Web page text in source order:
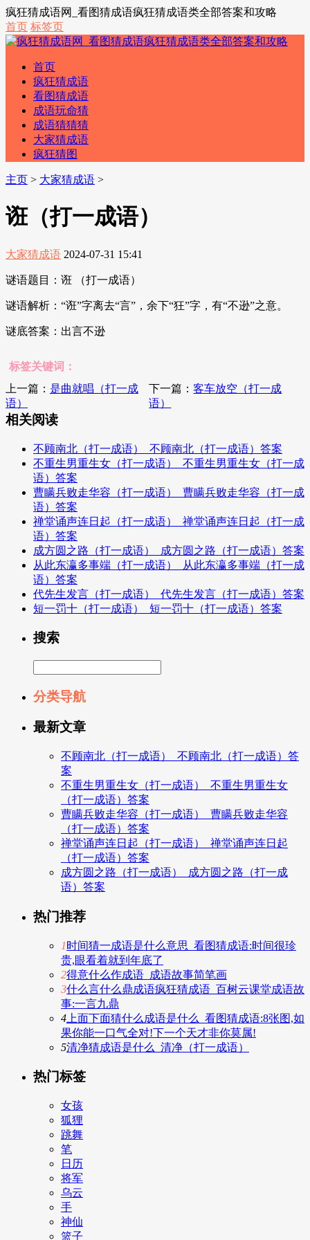
疯狂猜成语网_看图猜成语疯狂猜成语类全部答案和攻略
首页 标签页
首页
疯狂猜成语
看图猜成语
成语玩命猜
成语猜猜猜
大家猜成语
疯狂猜图
主页 > 大家猜成语 >
诳（打一成语）
大家猜成语 2024-07-31 15:41
谜语题目：诳 （打一成语）
谜语解析：“诳”字离去“言”，余下“狂”字，有“不逊”之意。
谜底答案：出言不逊
标签关键词：
上一篇： 是曲就唱（打一成
语）
下一篇：客车放空（打一成
语）
相关阅读
不顾南北（打一成语）_不顾南北（打一成语）答案
不重生男重生女（打一成语）_不重生男重生女（打一成
语）答案
曹瞒兵败走华容（打一成语）_曹瞒兵败走华容（打一成
语）答案
禅堂诵声连日起（打一成语）_禅堂诵声连日起（打一成
语）答案
成方圆之路（打一成语）_成方圆之路（打一成语）答案
从此东瀛多事端（打一成语）_从此东瀛多事端（打一成
语）答案
代先生发言（打一成语）_代先生发言（打一成语）答案
短一罚十（打一成语）_短一罚十（打一成语）答案
搜索
分类导航
最新文章
不顾南北（打一成语）_不顾南北（打一成语）答
案
不重生男重生女（打一成语）_不重生男重生女
（打一成语）答案
曹瞒兵败走华容（打一成语）_曹瞒兵败走华容
（打一成语）答案
禅堂诵声连日起（打一成语）_禅堂诵声连日起
（打一成语）答案
成方圆之路（打一成语）_成方圆之路（打一成
语）答案
热门推荐
1时间猜一成语是什么意思_看图猜成语:时间很珍
贵,眼看着就到年底了
2得意什么作成语_成语故事简笔画
3什么言什么鼎成语疯狂猜成语_百树云课堂成语故
事:一言九鼎
4 上面下面猜什么成语是什么_看图猜成语:8张图,如
果你能一口气全对!下一个天才非你莫属!
5清净猜成语是什么_清净（打一成语）
热门标签
女孩
狐狸
跳舞
笔
日历
将军
乌云
手
神仙
篮子